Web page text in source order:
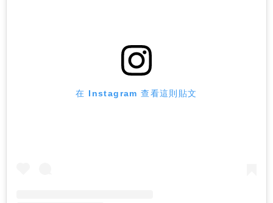
在 Instagram 查看這則貼文